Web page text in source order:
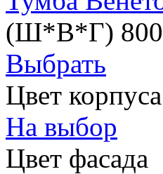
(Ш*В*Г)
Выбрать
Цвет корпуса
На выбор
Цвет фасада